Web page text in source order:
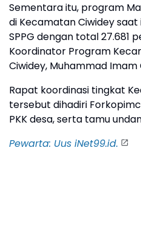
Sementara itu, program
di Kecamatan Ciwidey saat
SPPG dengan total 27.681
Koordinator Program
Ciwidey, Muhammad Imam
Rapat koordinasi tingkat
tersebut dihadiri
PKK desa, serta tamu
Pewarta: Uus iNet99.id.